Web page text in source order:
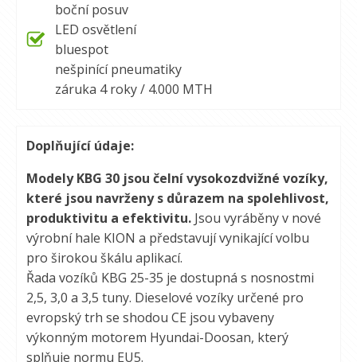
boční posuv
LED osvětlení
bluespot
nešpinící pneumatiky
záruka 4 roky / 4.000 MTH
Doplňující údaje:
Modely KBG 30 jsou čelní vysokozdvižné vozíky,
které jsou navrženy s důrazem na spolehlivost,
produktivitu a efektivitu. Jsou vyráběny v nové
výrobní hale KION a představují vynikající volbu
pro širokou škálu aplikací.
Řada vozíků KBG 25-35 je dostupná s nosnostmi
2,5, 3,0 a 3,5 tuny. Dieselové vozíky určené pro
evropský trh se shodou CE jsou vybaveny
výkonným motorem Hyundai-Doosan, který
splňuje normu EU5.